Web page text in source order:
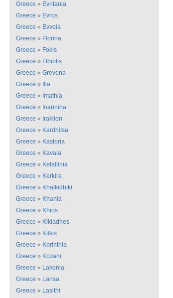
Greece » Evritania
Greece » Evros
Greece » Evvoia
Greece » Florina
Greece » Fokis
Greece » Fthiotis
Greece » Grevena
Greece »
Ilia
Greece » Imathia
Greece » Ioannina
Greece » Iraklion
Greece » Kardhitsa
Greece » Kastoria
Greece » Kavala
Greece » Kefallinia
Greece » Kerkira
Greece » Khalkidhiki
Greece » Khania
Greece » Khios
Greece » Kikladhes
Greece » Kilkis
Greece » Korinthia
Greece » Kozani
Greece » Lakonia
Greece » Larisa
Greece » Lasithi